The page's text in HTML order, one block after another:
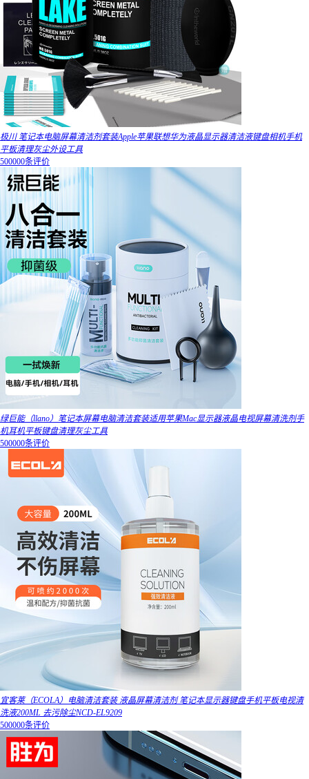
极川 笔记本电脑屏幕清洁剂套装Apple苹果联想华为液晶显示器清洁液键盘相机手机
平板清理灰尘外设工具
500000条评价
绿巨能（llano）笔记本屏幕电脑清洁套装适用苹果Mac显示器液晶电视屏幕清洗剂手
机耳机平板键盘清理灰尘工具
500000条评价
宜客莱（ECOLA）电脑清洁套装 液晶屏幕清洁剂 笔记本显示器键盘手机平板电视清
洗液200ML 去污除尘NCD-EL9209
500000条评价